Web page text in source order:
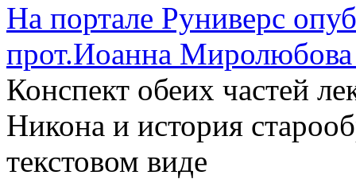
На портале Руниверс
прот.Иоанна Миролюбова
Конспект обеих частей
Никона и история
текстовом виде